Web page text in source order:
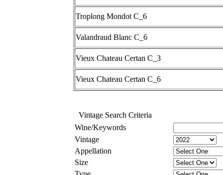
Troplong Mondot C_6
Valandraud Blanc C_6
Vieux Chateau Certan C_3
Vieux Chateau Certan C_6
Vintage Search Criteria
Wine/Keywords
Vintage
Appellation
Size